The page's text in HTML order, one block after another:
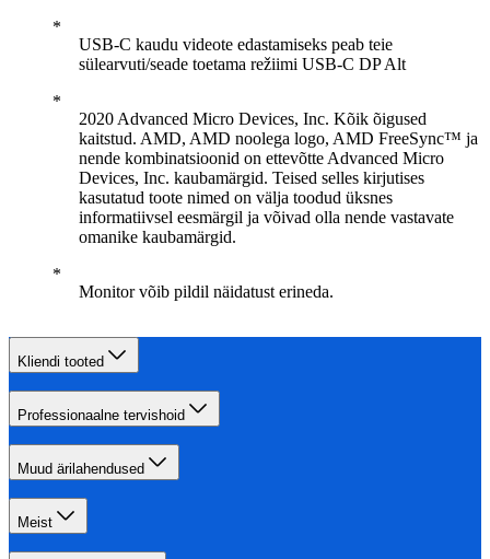
USB-C kaudu videote edastamiseks peab teie
sülearvuti/seade toetama režiimi USB-C DP Alt
2020 Advanced Micro Devices, Inc. Kõik õigused
kaitstud. AMD, AMD noolega logo, AMD FreeSync™ ja
nende kombinatsioonid on ettevõtte Advanced Micro
Devices, Inc. kaubamärgid. Teised selles kirjutises
kasutatud toote nimed on välja toodud üksnes
informatiivsel eesmärgil ja võivad olla nende vastavate
omanike kaubamärgid.
Monitor võib pildil näidatust erineda.
Kliendi tooted
Professionaalne tervishoid
Muud ärilahendused
Meist